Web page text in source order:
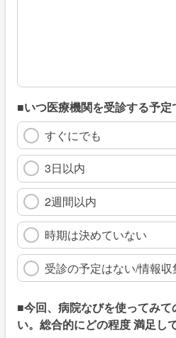
■いつ医療機関を受診する予定
すぐにでも
3日以内
2週間以内
時期は決めていない
受診の予定はない/情報収
■今回、病院なびを使ってみ
い。総合的にどの程度 満足し